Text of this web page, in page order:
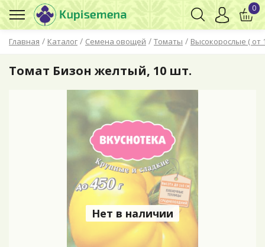
Главная / Каталог / Семена овощей / Томаты / Высокорослые ( от
0
Томат Бизон желтый, 10 шт.
Нет в наличии